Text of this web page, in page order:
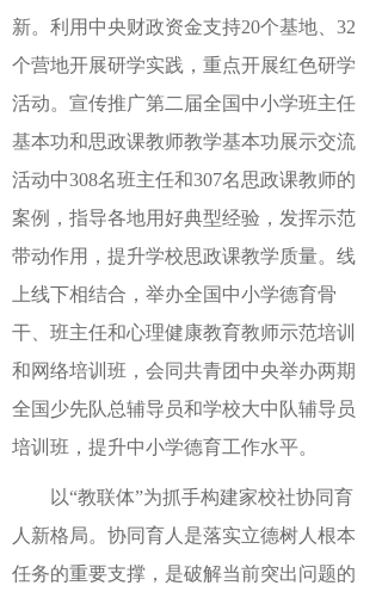
新。利用中央财政资金支持20个基地、32
个营地开展研学实践，重点开展红色研学
活动。宣传推广第二届全国中小学班主任
基本功和思政课教师教学基本功展示交流
活动中308名班主任和307名思政课教师的
案例，指导各地用好典型经验，发挥示范
带动作用，提升学校思政课教学质量。线
上线下相结合，举办全国中小学德育骨
干、班主任和心理健康教育教师示范培训
和网络培训班，会同共青团中央举办两期
全国少先队总辅导员和学校大中队辅导员
培训班，提升中小学德育工作水平。
以“教联体”为抓手构建家校社协同育
人新格局。协同育人是落实立德树人根本
任务的重要支撑，是破解当前突出问题的